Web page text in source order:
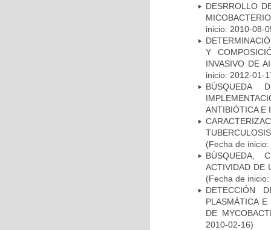
DESRROLLO
inicio: 2010-08-
Y
INVASIVO DE
inicio: 2012-01-
BÚSQUEDA
ANTIBIÓTICA E
(Fecha de
BÚSQUEDA,
ACTIVIDAD DE
(Fecha de
DETECCIÓN
PLASMÁTICA
DE
2010-02-16)